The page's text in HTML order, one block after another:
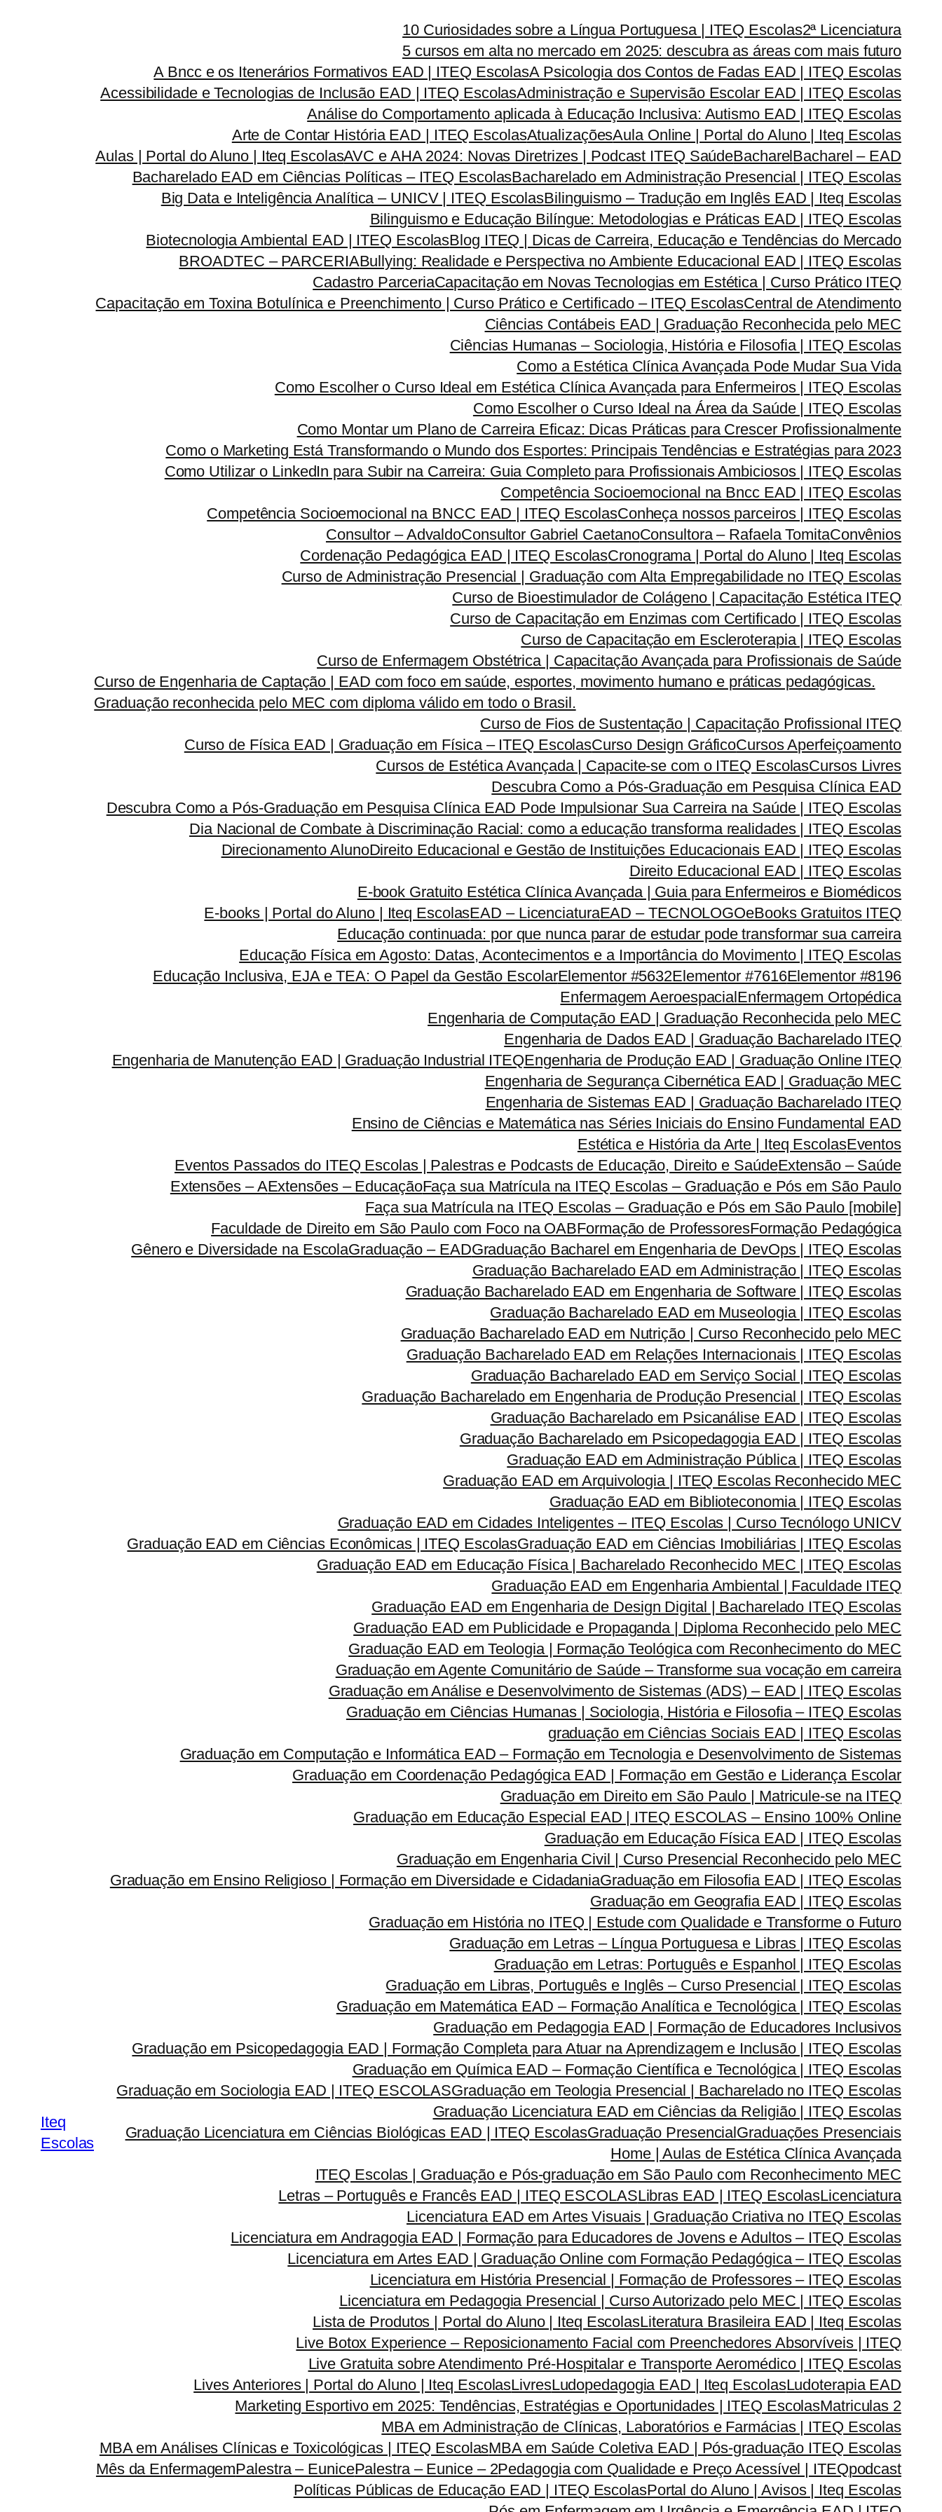
Iteq
Escolas
10 Curiosidades sobre a Língua Portuguesa | ITEQ Escolas2ª Licenciatura
5 cursos em alta no mercado em 2025: descubra as áreas com mais futuro
A Bncc e os Itenerários Formativos EAD | ITEQ EscolasA Psicologia dos Contos de Fadas EAD | ITEQ Escolas
Acessibilidade e Tecnologias de Inclusão EAD | ITEQ EscolasAdministração e Supervisão Escolar EAD | ITEQ Escolas
Análise do Comportamento aplicada à Educação Inclusiva: Autismo EAD | ITEQ Escolas
Arte de Contar História EAD | ITEQ EscolasAtualizaçõesAula Online | Portal do Aluno | Iteq Escolas
Aulas | Portal do Aluno | Iteq EscolasAVC e AHA 2024: Novas Diretrizes | Podcast ITEQ SaúdeBacharelBacharel – EAD
Bacharelado EAD em Ciências Políticas – ITEQ EscolasBacharelado em Administração Presencial | ITEQ Escolas
Big Data e Inteligência Analítica – UNICV | ITEQ EscolasBilinguismo – Tradução em Inglês EAD | Iteq Escolas
Bilinguismo e Educação Bilíngue: Metodologias e Práticas EAD | ITEQ Escolas
Biotecnologia Ambiental EAD | ITEQ EscolasBlog ITEQ | Dicas de Carreira, Educação e Tendências do Mercado
BROADTEC – PARCERIABullying: Realidade e Perspectiva no Ambiente Educacional EAD | ITEQ Escolas
Cadastro ParceriaCapacitação em Novas Tecnologias em Estética | Curso Prático ITEQ
Capacitação em Toxina Botulínica e Preenchimento | Curso Prático e Certificado – ITEQ EscolasCentral de Atendimento
Ciências Contábeis EAD | Graduação Reconhecida pelo MEC
Ciências Humanas – Sociologia, História e Filosofia | ITEQ Escolas
Como a Estética Clínica Avançada Pode Mudar Sua Vida
Como Escolher o Curso Ideal em Estética Clínica Avançada para Enfermeiros | ITEQ Escolas
Como Escolher o Curso Ideal na Área da Saúde | ITEQ Escolas
Como Montar um Plano de Carreira Eficaz: Dicas Práticas para Crescer Profissionalmente
Como o Marketing Está Transformando o Mundo dos Esportes: Principais Tendências e Estratégias para 2023
Como Utilizar o LinkedIn para Subir na Carreira: Guia Completo para Profissionais Ambiciosos | ITEQ Escolas
Competência Socioemocional na Bncc EAD | ITEQ Escolas
Competência Socioemocional na BNCC EAD | ITEQ EscolasConheça nossos parceiros | ITEQ Escolas
Consultor – AdvaldoConsultor Gabriel CaetanoConsultora – Rafaela TomitaConvênios
Cordenação Pedagógica EAD | ITEQ EscolasCronograma | Portal do Aluno | Iteq Escolas
Curso de Administração Presencial | Graduação com Alta Empregabilidade no ITEQ Escolas
Curso de Bioestimulador de Colágeno | Capacitação Estética ITEQ
Curso de Capacitação em Enzimas com Certificado | ITEQ Escolas
Curso de Capacitação em Escleroterapia | ITEQ Escolas
Curso de Enfermagem Obstétrica | Capacitação Avançada para Profissionais de Saúde
Curso de Engenharia de Captação | EAD com foco em saúde, esportes, movimento humano e práticas pedagógicas.
Graduação reconhecida pelo MEC com diploma válido em todo o Brasil.
Curso de Fios de Sustentação | Capacitação Profissional ITEQ
Curso de Física EAD | Graduação em Física – ITEQ EscolasCurso Design GráficoCursos Aperfeiçoamento
Cursos de Estética Avançada | Capacite-se com o ITEQ EscolasCursos Livres
Descubra Como a Pós-Graduação em Pesquisa Clínica EAD
Descubra Como a Pós-Graduação em Pesquisa Clínica EAD Pode Impulsionar Sua Carreira na Saúde | ITEQ Escolas
Dia Nacional de Combate à Discriminação Racial: como a educação transforma realidades | ITEQ Escolas
Direcionamento AlunoDireito Educacional e Gestão de Instituições Educacionais EAD | ITEQ Escolas
Direito Educacional EAD | ITEQ Escolas
E-book Gratuito Estética Clínica Avançada | Guia para Enfermeiros e Biomédicos
E-books | Portal do Aluno | Iteq EscolasEAD – LicenciaturaEAD – TECNOLOGOeBooks Gratuitos ITEQ
Educação continuada: por que nunca parar de estudar pode transformar sua carreira
Educação Física em Agosto: Datas, Acontecimentos e a Importância do Movimento | ITEQ Escolas
Educação Inclusiva, EJA e TEA: O Papel da Gestão EscolarElementor #5632Elementor #7616Elementor #8196
Enfermagem AeroespacialEnfermagem Ortopédica
Engenharia de Computação EAD | Graduação Reconhecida pelo MEC
Engenharia de Dados EAD | Graduação Bacharelado ITEQ
Engenharia de Manutenção EAD | Graduação Industrial ITEQEngenharia de Produção EAD | Graduação Online ITEQ
Engenharia de Segurança Cibernética EAD | Graduação MEC
Engenharia de Sistemas EAD | Graduação Bacharelado ITEQ
Ensino de Ciências e Matemática nas Séries Iniciais do Ensino Fundamental EAD
Estética e História da Arte | Iteq EscolasEventos
Eventos Passados do ITEQ Escolas | Palestras e Podcasts de Educação, Direito e SaúdeExtensão – Saúde
Extensões – AExtensões – EducaçãoFaça sua Matrícula na ITEQ Escolas – Graduação e Pós em São Paulo
Faça sua Matrícula na ITEQ Escolas – Graduação e Pós em São Paulo [mobile]
Faculdade de Direito em São Paulo com Foco na OABFormação de ProfessoresFormação Pedagógica
Gênero e Diversidade na EscolaGraduação – EADGraduação Bacharel em Engenharia de DevOps | ITEQ Escolas
Graduação Bacharelado EAD em Administração | ITEQ Escolas
Graduação Bacharelado EAD em Engenharia de Software | ITEQ Escolas
Graduação Bacharelado EAD em Museologia | ITEQ Escolas
Graduação Bacharelado EAD em Nutrição | Curso Reconhecido pelo MEC
Graduação Bacharelado EAD em Relações Internacionais | ITEQ Escolas
Graduação Bacharelado EAD em Serviço Social | ITEQ Escolas
Graduação Bacharelado em Engenharia de Produção Presencial | ITEQ Escolas
Graduação Bacharelado em Psicanálise EAD | ITEQ Escolas
Graduação Bacharelado em Psicopedagogia EAD | ITEQ Escolas
Graduação EAD em Administração Pública | ITEQ Escolas
Graduação EAD em Arquivologia | ITEQ Escolas Reconhecido MEC
Graduação EAD em Biblioteconomia | ITEQ Escolas
Graduação EAD em Cidades Inteligentes – ITEQ Escolas | Curso Tecnólogo UNICV
Graduação EAD em Ciências Econômicas | ITEQ EscolasGraduação EAD em Ciências Imobiliárias | ITEQ Escolas
Graduação EAD em Educação Física | Bacharelado Reconhecido MEC | ITEQ Escolas
Graduação EAD em Engenharia Ambiental | Faculdade ITEQ
Graduação EAD em Engenharia de Design Digital | Bacharelado ITEQ Escolas
Graduação EAD em Publicidade e Propaganda | Diploma Reconhecido pelo MEC
Graduação EAD em Teologia | Formação Teológica com Reconhecimento do MEC
Graduação em Agente Comunitário de Saúde – Transforme sua vocação em carreira
Graduação em Análise e Desenvolvimento de Sistemas (ADS) – EAD | ITEQ Escolas
Graduação em Ciências Humanas | Sociologia, História e Filosofia – ITEQ Escolas
graduação em Ciências Sociais EAD | ITEQ Escolas
Graduação em Computação e Informática EAD – Formação em Tecnologia e Desenvolvimento de Sistemas
Graduação em Coordenação Pedagógica EAD | Formação em Gestão e Liderança Escolar
Graduação em Direito em São Paulo | Matricule-se na ITEQ
Graduação em Educação Especial EAD | ITEQ ESCOLAS – Ensino 100% Online
Graduação em Educação Física EAD | ITEQ Escolas
Graduação em Engenharia Civil | Curso Presencial Reconhecido pelo MEC
Graduação em Ensino Religioso | Formação em Diversidade e CidadaniaGraduação em Filosofia EAD | ITEQ Escolas
Graduação em Geografia EAD | ITEQ Escolas
Graduação em História no ITEQ | Estude com Qualidade e Transforme o Futuro
Graduação em Letras – Língua Portuguesa e Libras | ITEQ Escolas
Graduação em Letras: Português e Espanhol | ITEQ Escolas
Graduação em Libras, Português e Inglês – Curso Presencial | ITEQ Escolas
Graduação em Matemática EAD – Formação Analítica e Tecnológica | ITEQ Escolas
Graduação em Pedagogia EAD | Formação de Educadores Inclusivos
Graduação em Psicopedagogia EAD | Formação Completa para Atuar na Aprendizagem e Inclusão | ITEQ Escolas
Graduação em Química EAD – Formação Científica e Tecnológica | ITEQ Escolas
Graduação em Sociologia EAD | ITEQ ESCOLASGraduação em Teologia Presencial | Bacharelado no ITEQ Escolas
Graduação Licenciatura EAD em Ciências da Religião | ITEQ Escolas
Graduação Licenciatura em Ciências Biológicas EAD | ITEQ EscolasGraduação PresencialGraduações Presenciais
Home | Aulas de Estética Clínica Avançada
ITEQ Escolas | Graduação e Pós-graduação em São Paulo com Reconhecimento MEC
Letras – Português e Francês EAD | ITEQ ESCOLASLibras EAD | ITEQ EscolasLicenciatura
Licenciatura EAD em Artes Visuais | Graduação Criativa no ITEQ Escolas
Licenciatura em Andragogia EAD | Formação para Educadores de Jovens e Adultos – ITEQ Escolas
Licenciatura em Artes EAD | Graduação Online com Formação Pedagógica – ITEQ Escolas
Licenciatura em História Presencial | Formação de Professores – ITEQ Escolas
Licenciatura em Pedagogia Presencial | Curso Autorizado pelo MEC | ITEQ Escolas
Lista de Produtos | Portal do Aluno | Iteq EscolasLiteratura Brasileira EAD | Iteq Escolas
Live Botox Experience – Reposicionamento Facial com Preenchedores Absorvíveis | ITEQ
Live Gratuita sobre Atendimento Pré-Hospitalar e Transporte Aeromédico | ITEQ Escolas
Lives Anteriores | Portal do Aluno | Iteq EscolasLivresLudopedagogia EAD | Iteq EscolasLudoterapia EAD
Marketing Esportivo em 2025: Tendências, Estratégias e Oportunidades | ITEQ EscolasMatriculas 2
MBA em Administração de Clínicas, Laboratórios e Farmácias | ITEQ Escolas
MBA em Análises Clínicas e Toxicológicas | ITEQ EscolasMBA em Saúde Coletiva EAD | Pós-graduação ITEQ Escolas
Mês da EnfermagemPalestra – EunicePalestra – Eunice – 2Pedagogia com Qualidade e Preço Acessível | ITEQpodcast
Políticas Públicas de Educação EAD | ITEQ EscolasPortal do Aluno | Avisos | Iteq Escolas